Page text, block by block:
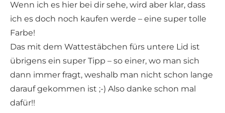
Wenn ich es hier bei dir sehe, wird aber klar, dass
ich es doch noch kaufen werde – eine super tolle
Farbe!
Das mit dem Wattestäbchen fürs untere Lid ist
übrigens ein super Tipp – so einer, wo man sich
dann immer fragt, weshalb man nicht schon lange
darauf gekommen ist ;-) Also danke schon mal
dafür!!